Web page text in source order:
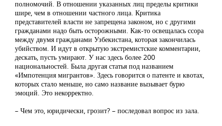
полномочий. В отношении указанных лиц пределы критики
шире, чем в отношении частного лица. Критика
представителей власти не запрещена законом, но с другими
гражданами надо быть осторожными. Как-то освещалась ссора
между двумя гражданами Узбекистана, которая закончилась
убийством. И идут в открытую экстремистские комментарии,
дескать, пусть умирают. У нас здесь более 200
национальностей. Была другая статья под названием
«Импотенция мигрантов». Здесь говорится о патенте и квотах,
которых стало меньше, но само название вызывает бурю
эмоций. Это некорректно.
– Чем это, юридически, грозит? – последовал вопрос из зала.